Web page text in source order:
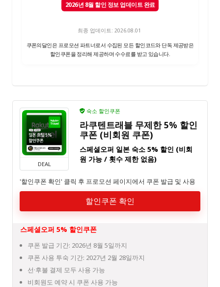
2026년 8월 할인 정보 업데이트 완료
최종 업데이트: 2026.08.01
쿠폰의달인은 프로모션 파트너로서 수집된 모든 할인코드와 단독 제공받은
할인쿠폰을 정리해 제공하며 수수료를 받고 있습니다.
DEAL
숙소 할인쿠폰
라쿠텐트래블 무제한 5% 할인
쿠폰 (비회원 쿠폰)
스페셜오퍼 일본 숙소 5% 할인 (비회
원 가능 / 횟수 제한 없음)
'할인쿠폰 확인' 클릭 후 프로모션 페이지에서 쿠폰 발급 및 사용
할인쿠폰 확인
스페셜오퍼 5% 할인쿠폰
쿠폰 발급 기간: 2026년 8월 5일까지
쿠폰 사용 투숙 기간: 2027년 2월 28일까지
선·후불 결제 모두 사용 가능
비회원도 예약 시 쿠폰 사용 가능